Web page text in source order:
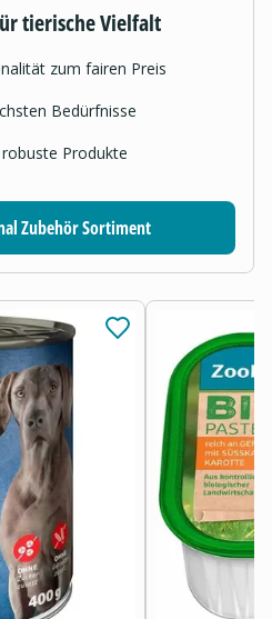
tierische Vielfalt
zum fairen Preis
Bedürfnisse
Produkte
Zubehör Sortiment